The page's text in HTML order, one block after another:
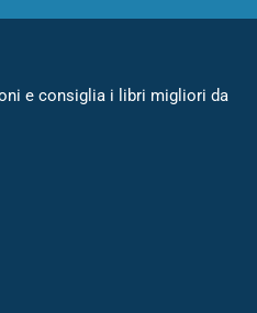
e consiglia i libri migliori da